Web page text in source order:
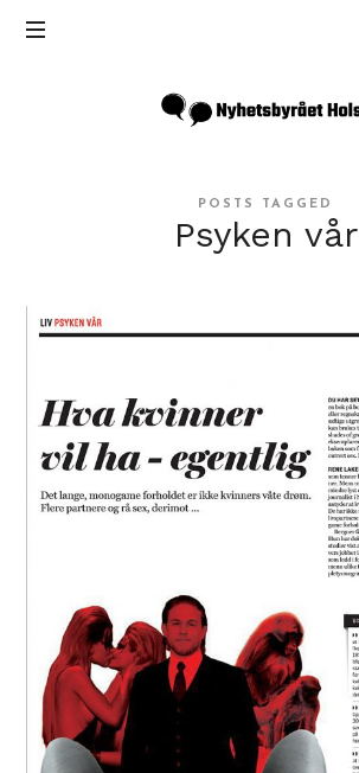
Inga
Holst
POSTS TAGGED
Psyken vår